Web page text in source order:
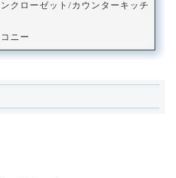
クローゼット/カウンターキッチ
ニー